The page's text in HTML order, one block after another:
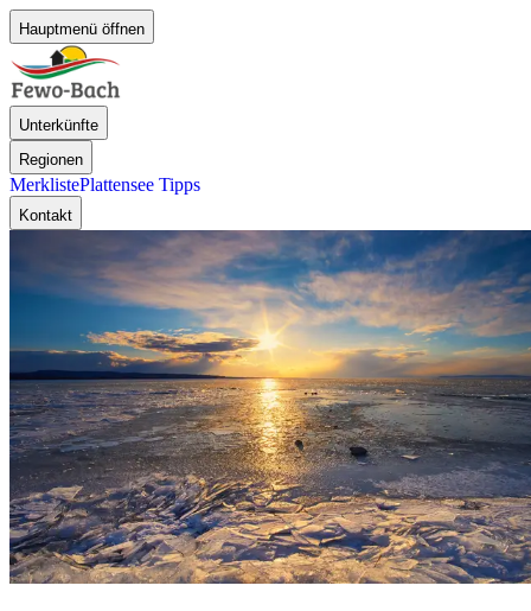
Hauptmenü öffnen
Unterkünfte
Regionen
MerklistePlattensee Tipps
Kontakt